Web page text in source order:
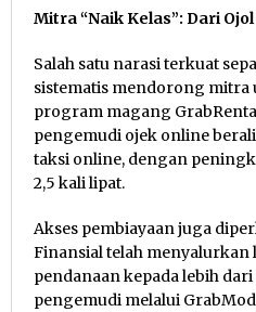
Mitra “Naik Kelas”: Dari
Salah satu narasi terkuat
sistematis mendorong mitra
program magang
pengemudi ojek online
taksi online, dengan
2,5 kali lipat.
Akses pembiayaan juga
Finansial telah menyalurkan
pendanaan kepada lebih
pengemudi melalui